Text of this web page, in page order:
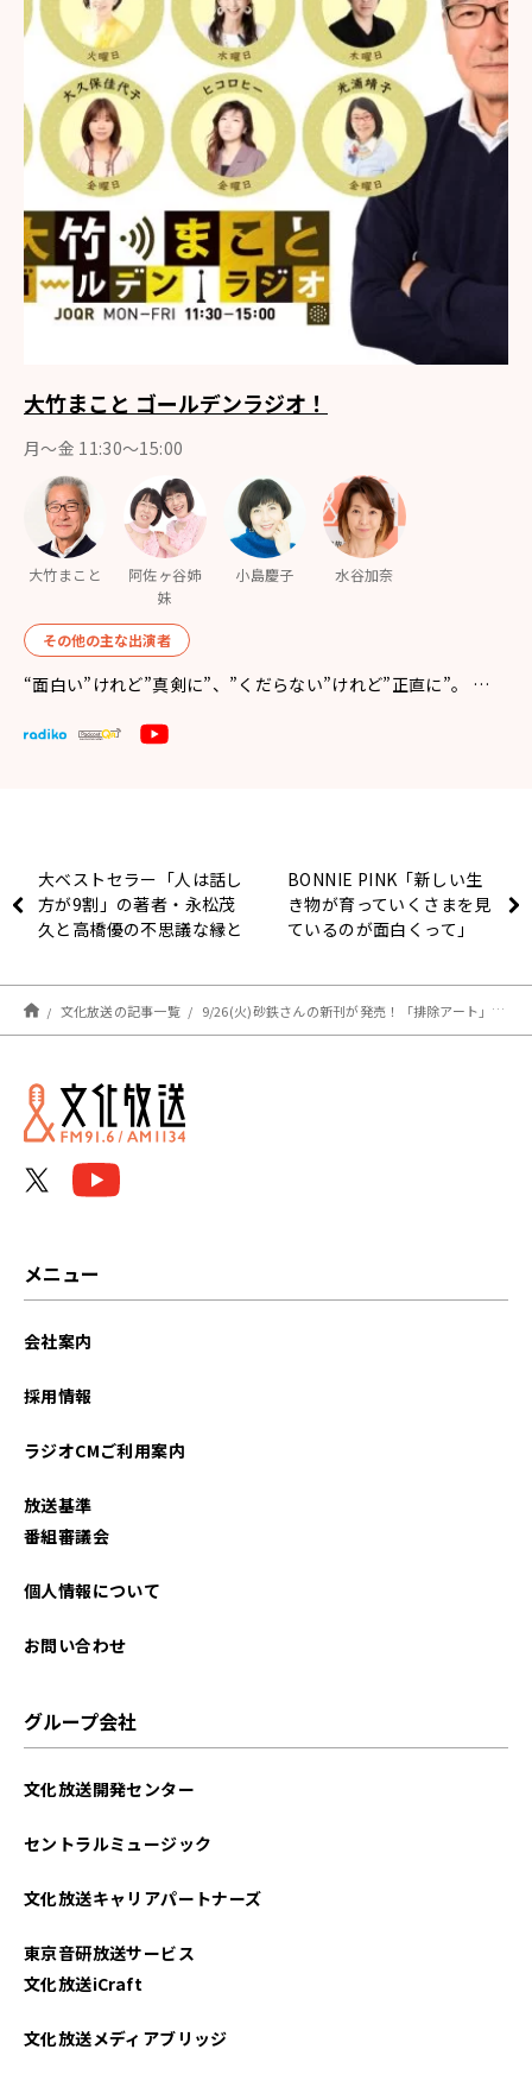
大竹まこと ゴールデンラジオ！
月〜金 11:30～15:00
大竹まこと
阿佐ヶ谷姉
妹
小島慶子 水谷加奈
その他の主な出演者
“面白い”けれど”真剣に”、”くだらない”けれど”正直に”。 …
大ベストセラー「人は話し
方が9割」の著者・永松茂
久と高橋優の不思議な縁と
BONNIE PINK「新しい生
き物が育っていくさまを見
ているのが面白くって」
文化放送の記事一覧 9/26(火)砂鉄さんの新刊が発売！「排除アート」や「監視カメラ」について…
メニュー
会社案内
採用情報
ラジオCMご利用案内
放送基準
番組審議会
個人情報について
お問い合わせ
グループ会社
文化放送開発センター
セントラルミュージック
文化放送キャリアパートナーズ
東京音研放送サービス
文化放送iCraft
文化放送メディアブリッジ